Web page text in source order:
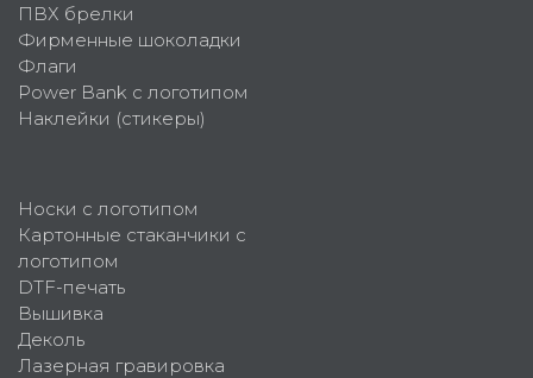
ПВХ брелки
Фирменные шоколадки
Флаги
Power Bank с логотипом
Наклейки (стикеры)
Носки с логотипом
Картонные стаканчики с
логотипом
DTF-печать
Вышивка
Деколь
Лазерная гравировка